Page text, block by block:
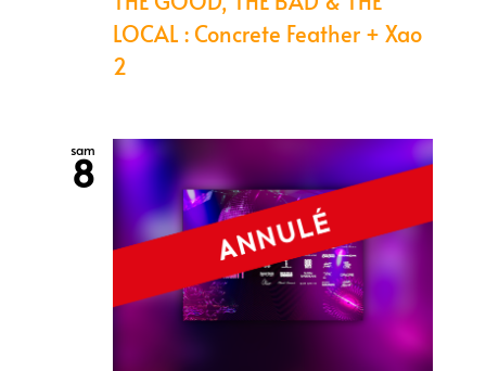
LOCAL : Concrete Feather + Xao
2
sam
8